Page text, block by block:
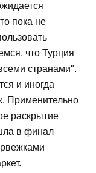
пока не
что Турция
странами".
и иногда
Применительно
раскрытие
в финал